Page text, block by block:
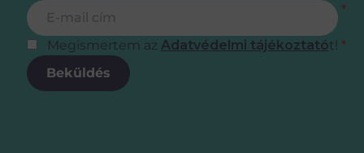
Feliratkozás
E-mail cím *
*
Megismertem az Adatvédelmi tájékoztatót!
Beküldés